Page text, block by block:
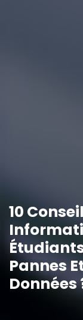
10
Pannes
Données